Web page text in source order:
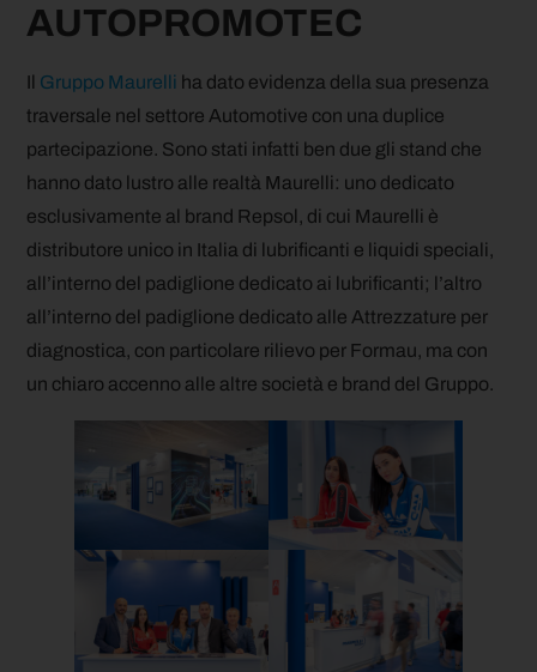
AUTOPROMOTEC
Il Gruppo Maurelli ha dato evidenza della sua presenza
traversale nel settore Automotive con una duplice
partecipazione. Sono stati infatti ben due gli stand che
hanno dato lustro alle realtà Maurelli: uno dedicato
esclusivamente al brand Repsol, di cui Maurelli è
distributore unico in Italia di lubrificanti e liquidi speciali,
all’interno del padiglione dedicato ai lubrificanti; l’altro
all’interno del padiglione dedicato alle Attrezzature per
diagnostica, con particolare rilievo per Formau, ma con
un chiaro accenno alle altre società e brand del Gruppo.